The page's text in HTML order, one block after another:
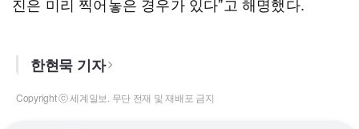
한현묵 기자
Copyright ⓒ 세계일보. 무단 전재 및 재배포 금지